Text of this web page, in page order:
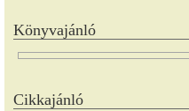
Könyvajánló
Cikkajánló